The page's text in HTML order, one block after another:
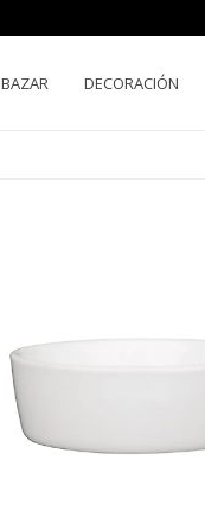
BAZAR DECORACIÓN